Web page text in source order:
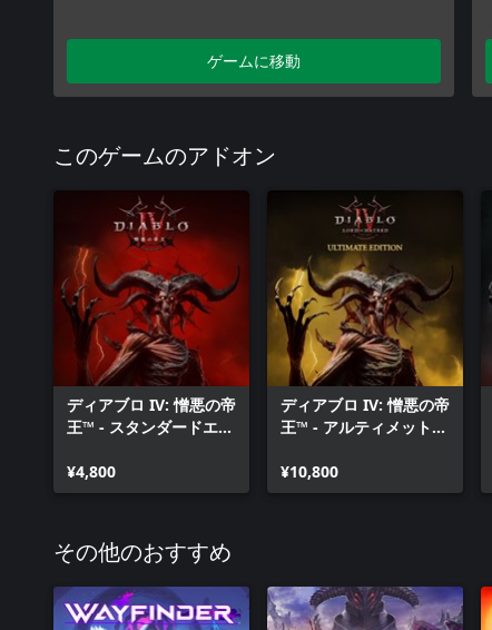
ゲームに移動
このゲームのアドオン
ディアブロ IV: 憎悪の帝
王™ - スタンダードエデ
¥4,800
ディアブロ IV: 憎悪の帝
王™ - アルティメットエ
¥10,800
その他のおすすめ